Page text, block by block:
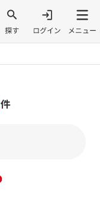
件